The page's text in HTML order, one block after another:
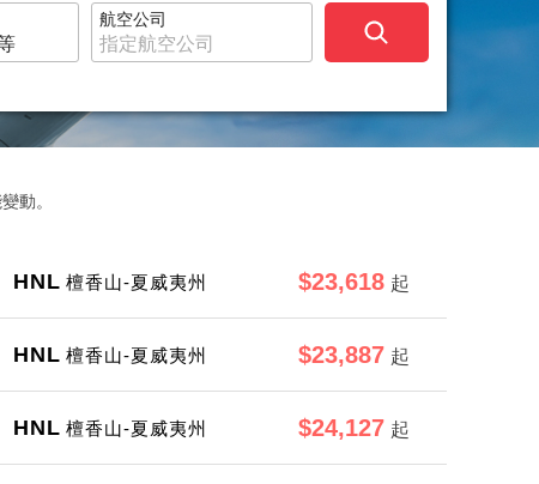
航空公司
動。
HNL 檀香山-夏威夷州 $23,618 起
HNL 檀香山-夏威夷州 $23,887 起
HNL 檀香山-夏威夷州 $24,127 起